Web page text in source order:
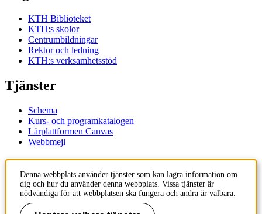
KTH Biblioteket
KTH:s skolor
Centrumbildningar
Rektor och ledning
KTH:s verksamhetsstöd
Tjänster
Schema
Kurs- och programkatalogen
Lärplattformen Canvas
Webbmejl
Kontakt
KTH
100 44 Stockholm
Denna webbplats använder tjänster som kan lagra information om
dig och hur du använder denna webbplats. Vissa tjänster är
nödvändiga för att webbplatsen ska fungera och andra är valbara.